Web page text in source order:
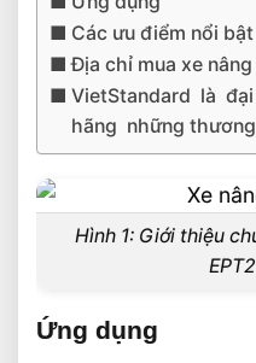
Các ưu điểm nổi bật
Địa chỉ mua xe
VietStandard là
hãng những
Hình 1: Giới thiệu
Ứng dụng